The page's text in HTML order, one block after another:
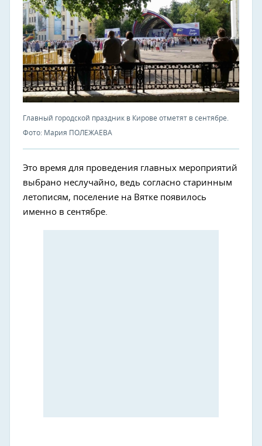
Главный городской праздник в Кирове отметят в сентябре.
Фото: Мария ПОЛЕЖАЕВА
Это время для проведения главных мероприятий
выбрано неслучайно, ведь согласно старинным
летописям, поселение на Вятке появилось
именно в сентябре.